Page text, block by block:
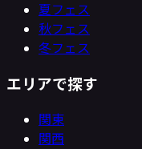
夏フェス
秋フェス
冬フェス
エリアで探す
関東
関西